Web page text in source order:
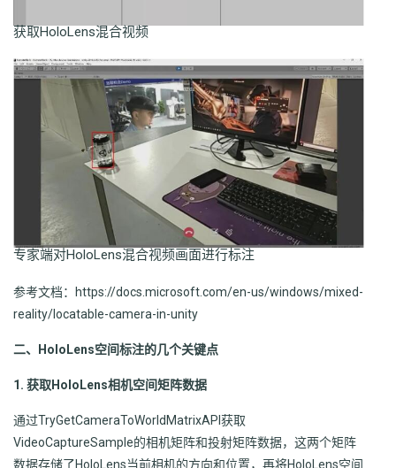
获取HoloLens混合视频
专家端对HoloLens混合视频画面进行标注
参考文档：https://docs.microsoft.com/en-us/windows/mixed-
reality/locatable-camera-in-unity
二、HoloLens空间标注的几个关键点
1. 获取HoloLens相机空间矩阵数据
通过TryGetCameraToWorldMatrixAPI获取
VideoCaptureSample的相机矩阵和投射矩阵数据，这两个矩阵
数据存储了HoloLens当前相机的方向和位置，再将HoloLens空间